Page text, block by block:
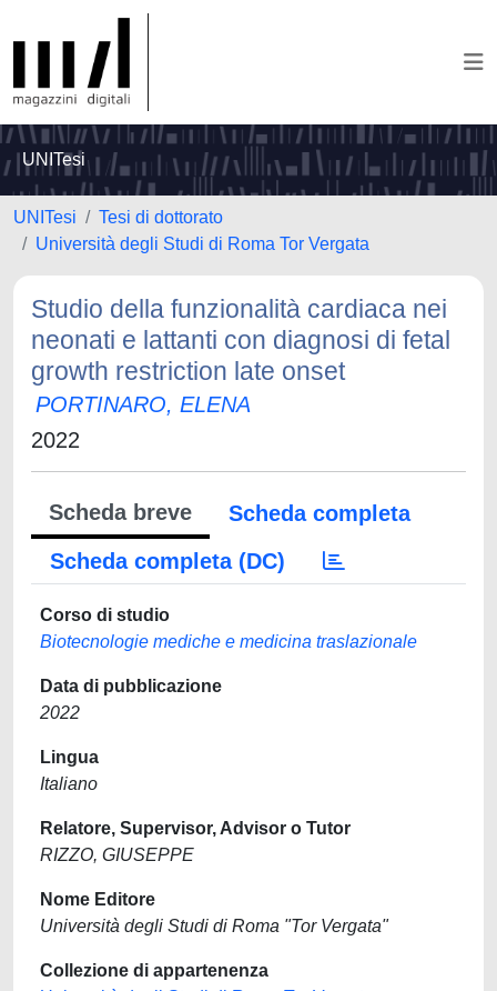
UNITesi
UNITesi
Tesi di dottorato
Università degli Studi di Roma Tor Vergata
Studio della funzionalità cardiaca nei
neonati e lattanti con diagnosi di fetal
growth restriction late onset
PORTINARO, ELENA
2022
Scheda breve
Scheda completa
Scheda completa (DC)
Corso di studio
Biotecnologie mediche e medicina traslazionale
Data di pubblicazione
2022
Lingua
Italiano
Relatore, Supervisor, Advisor o Tutor
RIZZO, GIUSEPPE
Nome Editore
Università degli Studi di Roma "Tor Vergata"
Collezione di appartenenza